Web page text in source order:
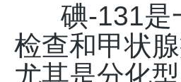
碘-131是
检查和甲状
尤其是分化